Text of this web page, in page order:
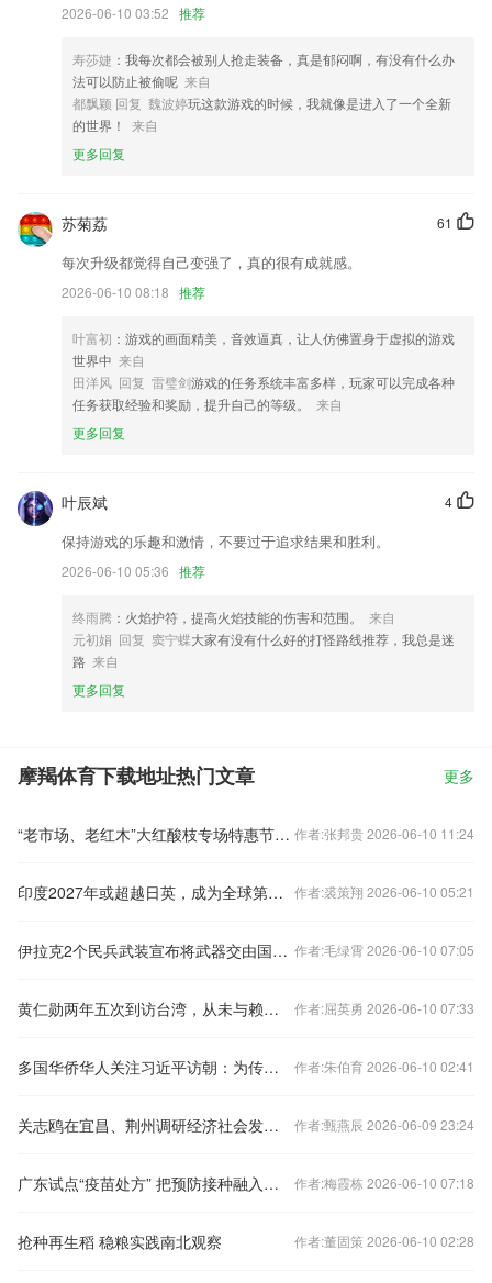
添加单点登录，接口添加token验证
修复因获取视频长度失败闪退的BUG
感谢使用 Word。我们会向应用定期发布更新，包括强大的新增功能以及
对速度和可靠性的改进。你知道吗？拥有 Office 36订阅即可在各种设备
上使用 Office 完整且强大的功能。可在应用中找到特别优惠。
联系我们
以上就是摩羯体育下载地址的介绍，如果您喜欢这款软件，您可以到应用
化修改。
2026-06-10 03:52 推荐
寿莎婕 ：我每次都会被别人抢走装备，真是郁闷啊，有没有什么办
法可以防止被偷呢 来自
都飘颖 回复 魏波婷玩这款游戏的时候，我就像是进入了一个全新
的世界！
来自
更多回复
61
苏菊荔
每次升级都觉得自己变强了，真的很有成就感。
2026-06-10 08:18 推荐
叶富初 ：游戏的画面精美，音效逼真，让人仿佛置身于虚拟的游戏
世界中 来自
田洋风 回复 雷璧剑游戏的任务系统丰富多样，玩家可以完成各种
任务获取经验和奖励，提升自己的等级。
来自
更多回复
4
叶辰斌
保持游戏的乐趣和激情，不要过于追求结果和胜利。
2026-06-10 05:36 推荐
终雨腾 ：火焰护符，提高火焰技能的伤害和范围。
来自
元初娟 回复 窦宁蝶大家有没有什么好的打怪路线推荐，我总是迷
路 来自
更多回复
摩羯体育下载地址热门文章 更多
“老市场、老红木”大红酸枝专场特惠节活动即将盛大开启 作者:张邦贵 2026-06-10 11:24
印度2027年或超越日英，成为全球第四大经济体 作者:裘策翔 2026-06-10 05:21
伊拉克2个民兵武装宣布将武器交由国家管控 作者:毛绿霄 2026-06-10 07:05
黄仁勋两年五次到访台湾，从未与赖清德及民进党当局高层官员见面 作者:屈英勇 2026-06-10 07:33
多国华侨华人关注习近平访朝：为传统友谊注入新动力 作者:朱伯育 2026-06-10 02:41
关志鸥在宜昌、荆州调研经济社会发展情况 作者:甄燕辰 2026-06-09 23:24
广东试点“疫苗处方” 把预防接种融入日常诊疗 作者:梅霞栋 2026-06-10 07:18
抢种再生稻 稳粮实践南北观察 作者:董固策 2026-06-10 02:28